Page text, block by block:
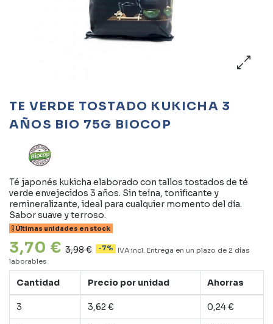
TE VERDE TOSTADO KUKICHA 3
AÑOS BIO 75G BIOCOP
Té japonés kukicha elaborado con tallos tostados de té
verde envejecidos 3 años. Sin teína, tonificante y
remineralizante, ideal para cualquier momento del día.
Sabor suave y terroso.
Últimas unidades en stock
3,70 € 3,98 € -7% IVA incl. Entrega en un plazo de 2 días
laborables
Cantidad Precio por unidad Ahorras
3 3,62 € 0,24 €